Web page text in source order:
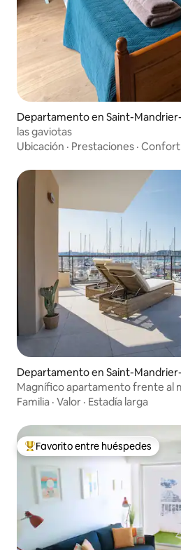
Departamento en Saint-
las gaviotas
Ubicación · Prestaciones · Confort
Departamento en Saint-
Magnífico apartamento frente al
Familia · Valor · Estadía larga
Favorito entre los huéspedes más
Favorito entre huéspedes